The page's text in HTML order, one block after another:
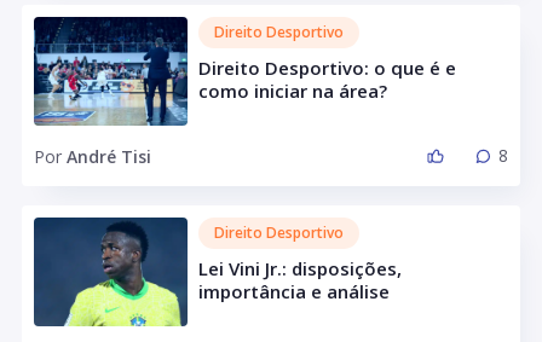
Direito Desportivo
Direito Desportivo: o que é e
como iniciar na área?
Por André Tisi 8
Direito Desportivo
Lei Vini Jr.: disposições,
importância e análise